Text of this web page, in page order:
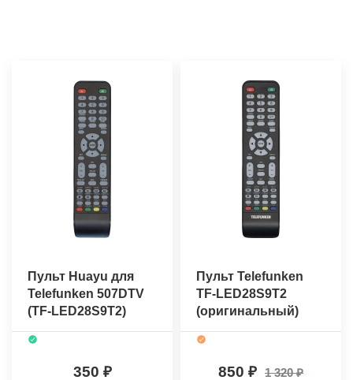
Пульт Huayu для
Telefunken 507DTV
(TF-LED28S9T2)
350
Пульт Telefunken
TF-LED28S9T2
(оригинальный)
850 1 320